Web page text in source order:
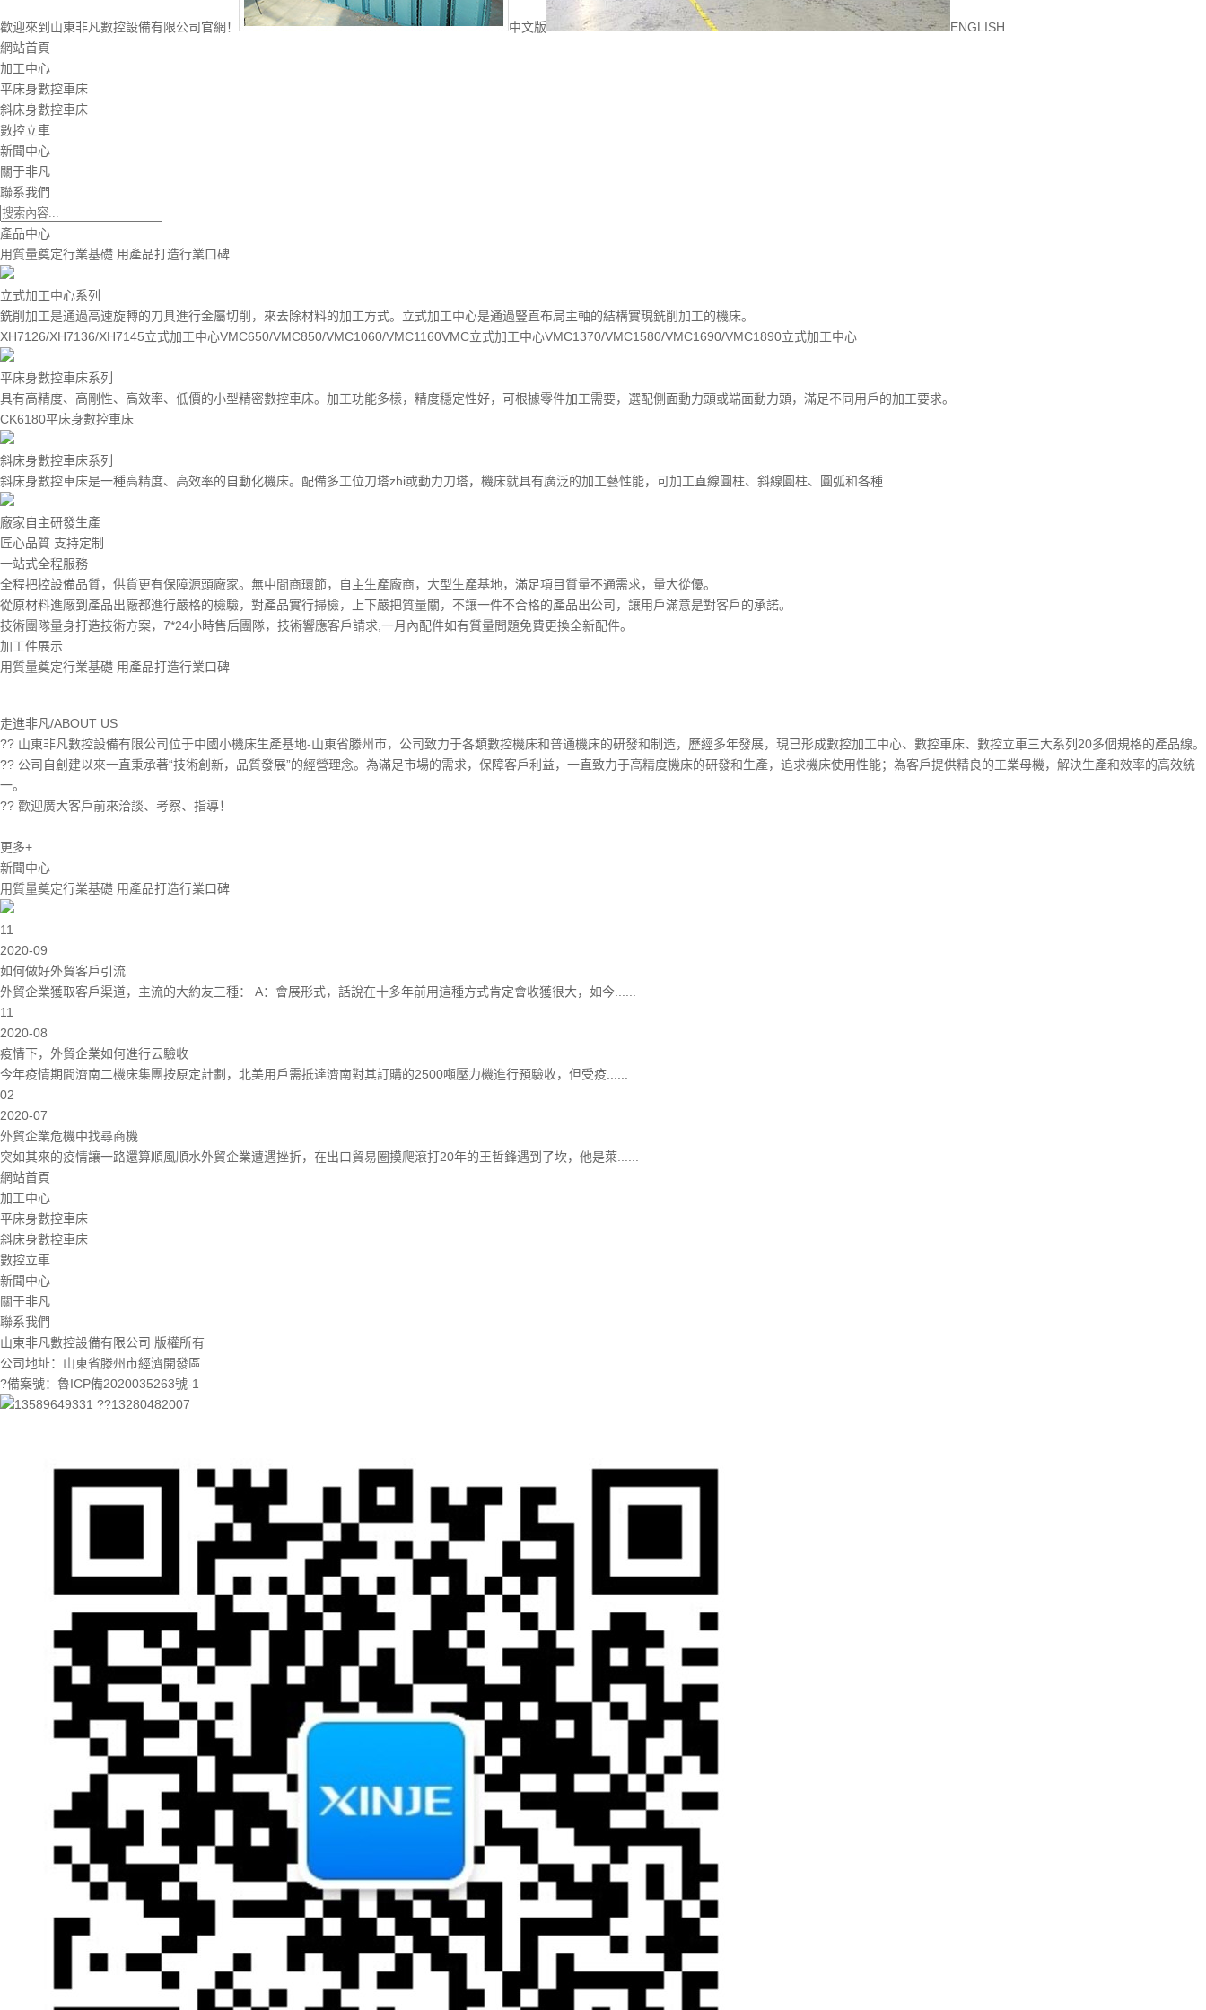
歡迎來到山東非凡數控設備有限公司官網！ 中文版
ENGLISH
網站首頁
加工中心
平床身數控車床
斜床身數控車床
數控立車
新聞中心
關于非凡
聯系我們
產品中心
用質量奠定行業基礎 用產品打造行業口碑
立式加工中心系列
銑削加工是通過高速旋轉的刀具進行金屬切削，來去除材料的加工方式。立式加工中心是通過豎直布局主軸的結構實現銑削加工的機床。
XH7126/XH7136/XH7145立式加工中心VMC650/VMC850/VMC1060/VMC1160VMC立式加工中心VMC1370/VMC1580/VMC1690/VMC1890立式加工中心
平床身數控車床系列
具有高精度、高剛性、高效率、低價的小型精密數控車床。加工功能多樣，精度穩定性好，可根據零件加工需要，選配側面動力頭或端面動力頭，滿足不同用戶的加工要求。
CK6180平床身數控車床
斜床身數控車床系列
斜床身數控車床是一種高精度、高效率的自動化機床。配備多工位刀塔zhi或動力刀塔，機床就具有廣泛的加工藝性能，可加工直線圓柱、斜線圓柱、圓弧和各種......
廠家自主研發生產
匠心品質 支持定制
一站式全程服務
全程把控設備品質，供貨更有保障源頭廠家。無中間商環節，自主生產廠商，大型生產基地，滿足項目質量不通需求，量大從優。
從原材料進廠到產品出廠都進行嚴格的檢驗，對產品實行掃檢，上下嚴把質量關，不讓一件不合格的產品出公司，讓用戶滿意是對客戶的承諾。
技術團隊量身打造技術方案，7*24小時售后團隊，技術響應客戶請求,一月內配件如有質量問題免費更換全新配件。
加工件展示
用質量奠定行業基礎 用產品打造行業口碑
走進非凡/ABOUT US
?? 山東非凡數控設備有限公司位于中國小機床生產基地-山東省滕州市，公司致力于各類數控機床和普通機床的研發和制造，歷經多年發展，現已形成數控加工中心、數控車床、數控立車三大系列20多個規格的產品線。
?? 公司自創建以來一直秉承著“技術創新，品質發展”的經營理念。為滿足市場的需求，保障客戶利益，一直致力于高精度機床的研發和生產，追求機床使用性能；為客戶提供精良的工業母機，解決生產和效率的高效統
一。
?? 歡迎廣大客戶前來洽談、考察、指導！
更多+
新聞中心
用質量奠定行業基礎 用產品打造行業口碑
11
2020-09
如何做好外貿客戶引流
外貿企業獲取客戶渠道，主流的大約友三種： A：會展形式，話說在十多年前用這種方式肯定會收獲很大，如今......
11
2020-08
疫情下，外貿企業如何進行云驗收
今年疫情期間濟南二機床集團按原定計劃，北美用戶需抵達濟南對其訂購的2500噸壓力機進行預驗收，但受疫......
02
2020-07
外貿企業危機中找尋商機
突如其來的疫情讓一路還算順風順水外貿企業遭遇挫折，在出口貿易圈摸爬滾打20年的王哲鋒遇到了坎，他是萊......
網站首頁
加工中心
平床身數控車床
斜床身數控車床
數控立車
新聞中心
關于非凡
聯系我們
山東非凡數控設備有限公司 版權所有
公司地址：山東省滕州市經濟開發區
?備案號：魯ICP備2020035263號-1
13589649331 ??13280482007